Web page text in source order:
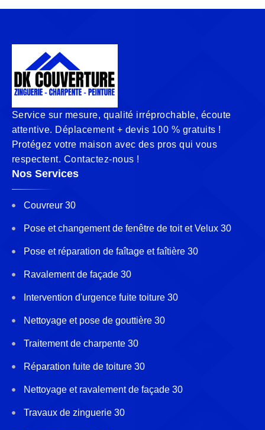
Service sur mesure, qualité irréprochable, écoute
attentive. Déplacement + devis 100 % gratuits !
Protégez votre maison avec des pros qui vous
respectent. Contactez-nous !
Nos Services
Couvreur 30
Pose et changement de fenêtre de toit et Velux 30
Pose et réparation de faîtage et faîtière 30
Ravalement de façade 30
Intervention d'urgence fuite toiture 30
Nettoyage et pose de gouttière 30
Traitement de charpente 30
Réparation fuite de toiture 30
Nettoyage et ravalement de façade 30
Travaux de zinguerie 30